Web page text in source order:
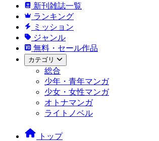
新刊雑誌一覧
ランキング
ミッション
ジャンル
無料・セール作品
カテゴリ
総合
少年・青年マンガ
少女・女性マンガ
オトナマンガ
ライトノベル
トップ